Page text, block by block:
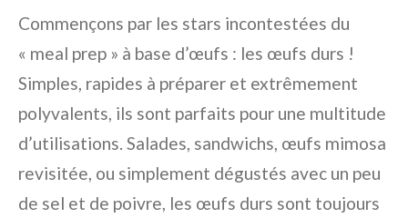
Commençons par les stars incontestées du
« meal prep » à base d’œufs : les œufs durs !
Simples, rapides à préparer et extrêmement
polyvalents, ils sont parfaits pour une multitude
d’utilisations. Salades, sandwichs, œufs mimosa
revisitée, ou simplement dégustés avec un peu
de sel et de poivre, les œufs durs sont toujours